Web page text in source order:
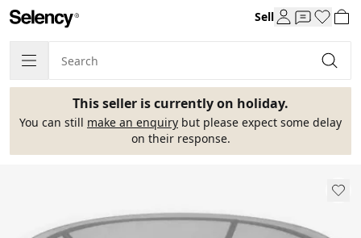
Sell
This seller is currently on holiday.
You can still make an enquiry but please expect some delay
on their response.